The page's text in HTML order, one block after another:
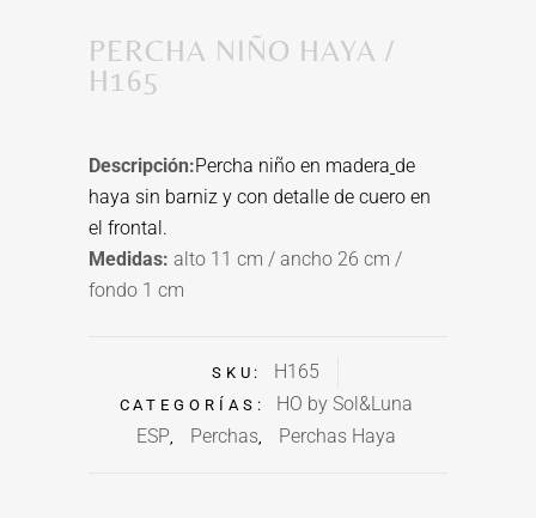
PERCHA NIÑO HAYA /
H165
Descripción:Percha niño en madera de
haya sin barniz y con detalle de cuero en
el frontal.
Medidas: alto 11 cm / ancho 26 cm /
fondo 1 cm
SKU: H165
CATEGORÍAS:
HO by Sol&Luna
ESP
Perchas Perchas Haya